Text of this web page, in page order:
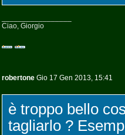
Ciao, Giorgio
robertone Gio 17 Gen 2013, 15:41
è troppo bello
tagliarlo ?